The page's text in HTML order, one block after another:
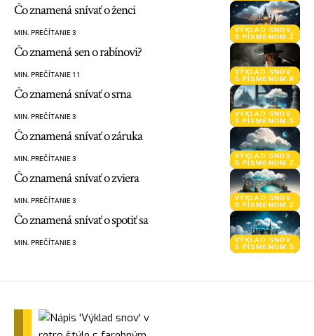
VÝKLAD SNOV
S PÍSMENOM Ž
Čo znamená snívať o ženci
MIN. PREČÍTANIE 3
VÝKLAD SNOV
S PÍSMENOM R
Čo znamená sen o rabínovi?
MIN. PREČÍTANIE 11
VÝKLAD SNOV
S PÍSMENOM S
Čo znamená snívať o srna
MIN. PREČÍTANIE 3
VÝKLAD SNOV
S PÍSMENOM Z
Čo znamená snívať o záruka
MIN. PREČÍTANIE 3
VÝKLAD SNOV
S PÍSMENOM Z
Čo znamená snívať o zviera
MIN. PREČÍTANIE 3
VÝKLAD SNOV
S PÍSMENOM S
Čo znamená snívať o spotiť sa
MIN. PREČÍTANIE 3